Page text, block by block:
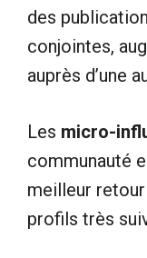
des
conjointes,
auprès d’une
Les micro-
communauté
meilleur
profils très